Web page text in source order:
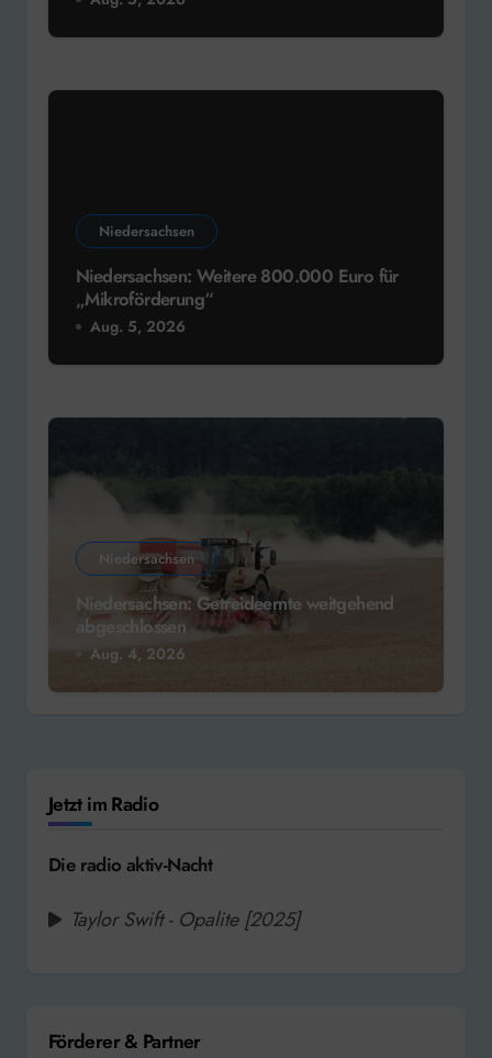
Niedersachsen
Niedersachsen: Weitere 800.000 Euro für
„Mikroförderung“
Aug. 5, 2026
Niedersachsen
Niedersachsen: Getreideernte weitgehend
abgeschlossen
Aug. 4, 2026
Jetzt im Radio
Die radio aktiv-Nacht
Taylor Swift - Opalite [2025]
Förderer & Partner